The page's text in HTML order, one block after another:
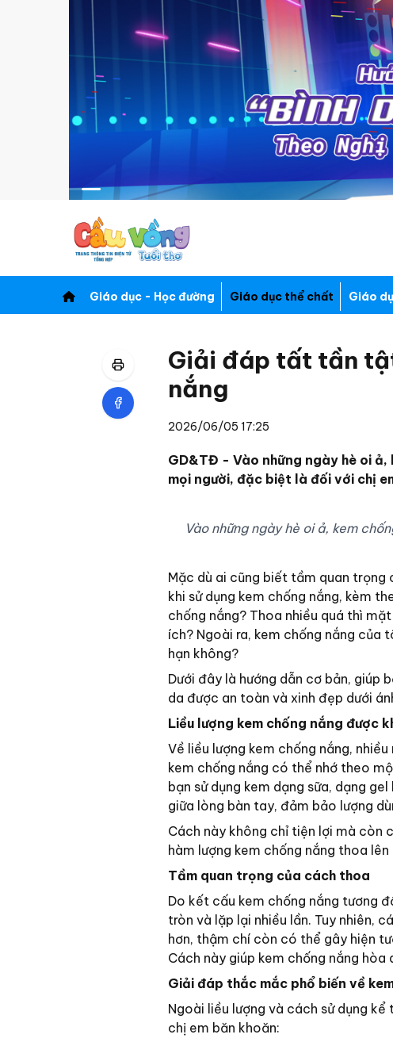
Giáo dục - Học đường Giáo dục thể chất Giáo
Giải đáp tất tần
nắng
2026/06/05 17:25
GD&TĐ - Vào những ngày hè oi
mọi người, đặc biệt là đối với chị
Vào những ngày hè oi ả, kem
Mặc dù ai cũng biết tầm quan trọng
khi sử dụng kem chống nắng, kèm
chống nắng? Thoa nhiều quá thì
ích? Ngoài ra, kem chống nắng
hạn không?
Dưới đây là hướng dẫn cơ bản, giúp
da được an toàn và xinh đẹp dưới
Liều lượng kem chống nắng được
Về liều lượng kem chống nắng,
kem chống nắng có thể nhớ theo
bạn sử dụng kem dạng sữa, dạng
giữa lòng bàn tay, đảm bảo lượng
Cách này không chỉ tiện lợi mà còn
hàm lượng kem chống nắng thoa
Tầm quan trọng của cách thoa
Do kết cấu kem chống nắng tương
tròn và lặp lại nhiều lần. Tuy nhiên,
hơn, thậm chí còn có thể gây hiện
Cách này giúp kem chống nắng
Giải đáp thắc mắc phổ biến về
Ngoài liều lượng và cách sử dụng
chị em băn khoăn: